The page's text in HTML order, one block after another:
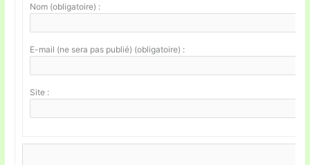
Nom (obligatoire) :
E-mail (ne sera pas publié) (obligatoire) :
Site :